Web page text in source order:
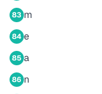
83 m
84 e
85 a
86 n